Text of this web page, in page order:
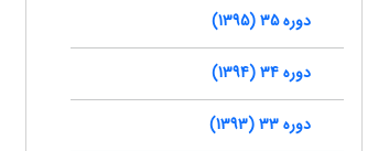
دوره 35 (1395)
دوره 34 (1394)
دوره 33 (1393)